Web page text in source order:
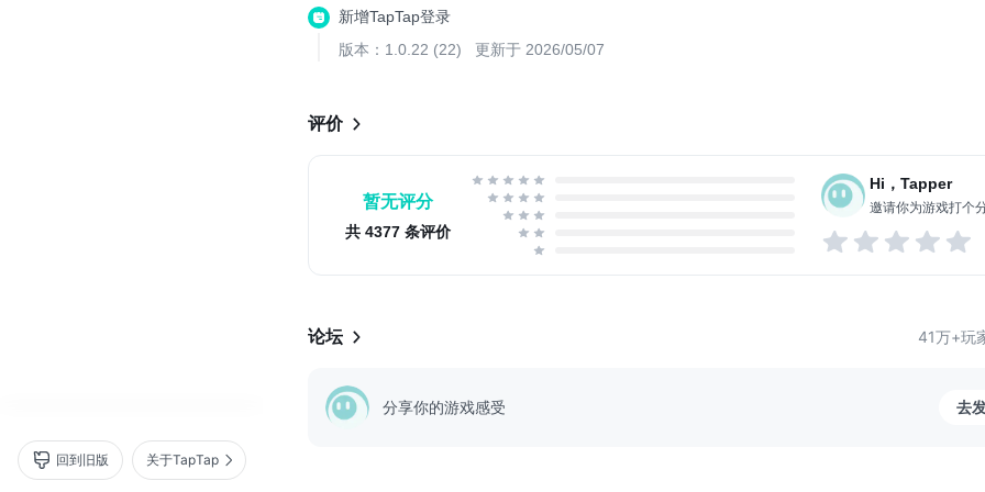
回到旧版 关于TapTap
风靡港澳台的复古像素RPG
-----------------------------
新增TapTap登录
版本：1.0.22 (22)
更新于 2026/05/07
评价
暂无评分
共 4377 条评价
Hi，Tapper
邀请你为游戏打个
论坛 41万+玩
分享你的游戏感受 去